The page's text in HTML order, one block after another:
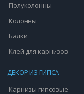
Полуколонны
Колонны
Балки
Клей для карнизов
ДЕКОР ИЗ ГИПСА
Карнизы гипсовые